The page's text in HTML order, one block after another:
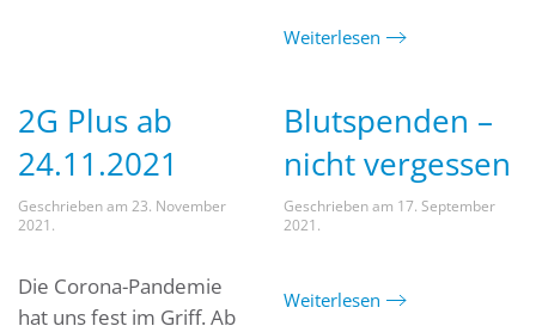
Weiterlesen
2G Plus ab
24.11.2021
Geschrieben am 23. November
2021 .
Die Corona-Pandemie
hat uns fest im Griff. Ab
Blutspenden –
nicht vergessen
Geschrieben am 17. September
2021 .
Weiterlesen